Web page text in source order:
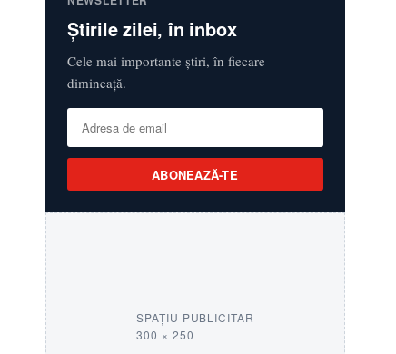
Știrile zilei, în inbox
Cele mai importante știri, în fiecare
dimineață.
ABONEAZĂ-TE
SPAȚIU PUBLICITAR
300 × 250